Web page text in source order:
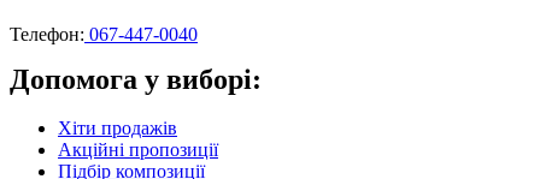
Телефон: 067-447-0040
Допомога у виборі:
Хіти продажів
Акційні пропозиції
Підбір композиції